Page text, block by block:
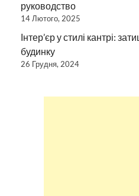
руководство
14 Лютого, 2025
Інтер’єр у стилі кантрі:
будинку
26 Грудня, 2024